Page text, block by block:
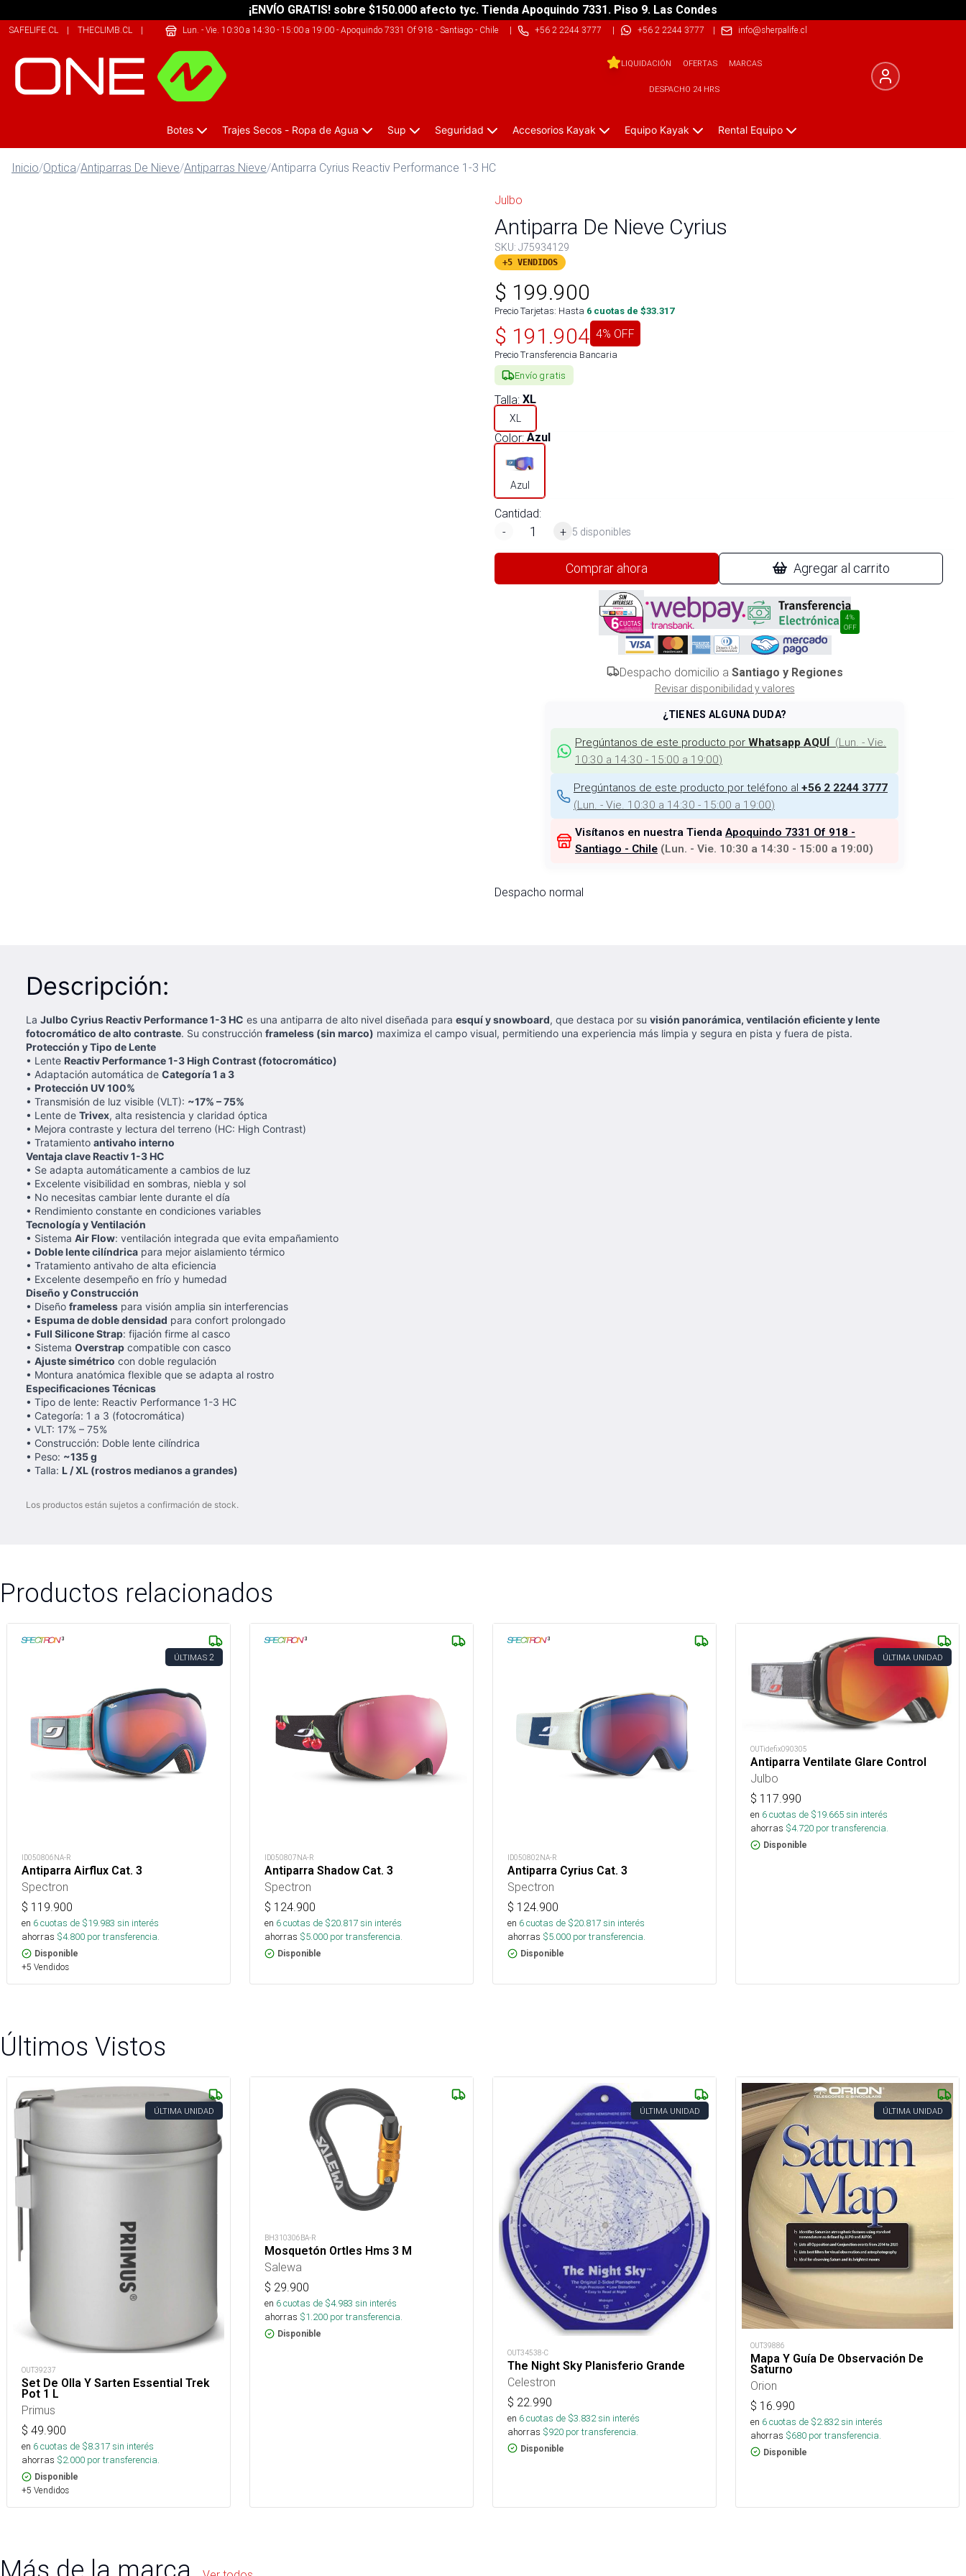
¡ENVÍO GRATIS! sobre $150.000 afecto tyc. Tienda Apoquindo 7331. Piso 9. Las Condes
SAFELIFE.CL | THECLIMB.CL | 209SPORTS.CLLun. - Vie. 10:30 a 14:30 - 15:00 a 19:00- Apoquindo 7331 Of 918 - Santiago - Chile| +56 2 2244 3777 | +56 2 2244 3777 | info@sherpalife.cl
LIQUIDACIÓN OFERTAS MARCAS
DESPACHO 24 HRS
Botes Trajes Secos - Ropa de Agua Sup Seguridad Accesorios Kayak Equipo Kayak Rental Equipo
Inicio/Optica/Antiparras De Nieve/Antiparras Nieve/Antiparra Cyrius Reactiv Performance 1-3 HC
Julbo
Antiparra De Nieve Cyrius
SKU: J75934129
+5 VENDIDOS
$ 199.900
Precio Tarjetas: Hasta 6 cuotas de $33.317
$ 191.904 4% OFF
Precio Transferencia Bancaria
Envío gratis
Talla: XL
XL
Color: Azul
Azul
Cantidad:
-
+ 5 disponibles
Comprar ahora Agregar al carrito
4%
OFF
Despacho domicilio a Santiago y Regiones
Revisar disponibilidad y valores
¿TIENES ALGUNA DUDA?
Pregúntanos de este producto por Whatsapp AQUÍ (Lun. - Vie.
10:30 a 14:30 - 15:00 a 19:00)
Pregúntanos de este producto por teléfono al +56 2 2244 3777
(Lun. - Vie. 10:30 a 14:30 - 15:00 a 19:00)
Visítanos en nuestra Tienda Apoquindo 7331 Of 918 -
Santiago - Chile (Lun. - Vie. 10:30 a 14:30 - 15:00 a 19:00)
Despacho normal
Descripción:
La Julbo Cyrius Reactiv Performance 1-3 HC es una antiparra de alto nivel diseñada para esquí y snowboard, que destaca por su visión panorámica, ventilación eficiente y lente
fotocromático de alto contraste. Su construcción frameless (sin marco) maximiza el campo visual, permitiendo una experiencia más limpia y segura en pista y fuera de pista.
Protección y Tipo de Lente
• Lente Reactiv Performance 1-3 High Contrast (fotocromático)
• Adaptación automática de Categoría 1 a 3
• Protección UV 100%
• Transmisión de luz visible (VLT): ~17% – 75%
• Lente de Trivex, alta resistencia y claridad óptica
• Mejora contraste y lectura del terreno (HC: High Contrast)
• Tratamiento antivaho interno
Ventaja clave Reactiv 1-3 HC
• Se adapta automáticamente a cambios de luz
• Excelente visibilidad en sombras, niebla y sol
• No necesitas cambiar lente durante el día
• Rendimiento constante en condiciones variables
Tecnología y Ventilación
• Sistema Air Flow: ventilación integrada que evita empañamiento
• Doble lente cilíndrica para mejor aislamiento térmico
• Tratamiento antivaho de alta eficiencia
• Excelente desempeño en frío y humedad
Diseño y Construcción
• Diseño frameless para visión amplia sin interferencias
• Espuma de doble densidad para confort prolongado
• Full Silicone Strap: fijación firme al casco
• Sistema Overstrap compatible con casco
• Ajuste simétrico con doble regulación
• Montura anatómica flexible que se adapta al rostro
Especificaciones Técnicas
• Tipo de lente: Reactiv Performance 1-3 HC
• Categoría: 1 a 3 (fotocromática)
• VLT: 17% – 75%
• Construcción: Doble lente cilíndrica
• Peso: ~135 g
• Talla: L / XL (rostros medianos a grandes)
Los productos están sujetos a confirmación de stock.
Productos relacionados
ÚLTIMAS 2
ID050806NA-R
Antiparra Airflux Cat. 3
Spectron
$ 119.900
en 6cuotas de $19.983 sin interés
ahorras $4.800 por transferencia.
Disponible
+5 Vendidos
ID050807NA-R
Antiparra Shadow Cat. 3
Spectron
$ 124.900
en 6cuotas de $20.817sin interés
ahorras $5.000 por transferencia.
Disponible
ID050802NA-R
Antiparra Cyrius Cat. 3
Spectron
$ 124.900
en 6cuotas de $20.817sin interés
ahorras $5.000 por transferencia.
Disponible
ÚLTIMA UNIDAD
OUTidefix090305
Antiparra Ventilate Glare Control
Julbo
$ 117.990
en 6cuotas de $19.665sin interés
ahorras $4.720 por transferencia.
Disponible
Últimos Vistos
ÚLTIMA UNIDAD
OUT39237
Set De Olla Y Sarten Essential Trek
Pot 1 L
Primus
$ 49.900
en 6cuotas de $8.317sin interés
ahorras $2.000 por transferencia.
Disponible
+5 Vendidos
BH310306BA-R
Mosquetón Ortles Hms 3 M
Salewa
$ 29.900
en 6cuotas de $4.983 sin interés
ahorras $1.200 por transferencia.
Disponible
ÚLTIMA UNIDAD
OUT34538-C
The Night Sky Planisferio Grande
Celestron
$ 22.990
en 6cuotas de $3.832sin interés
ahorras $920 por transferencia.
Disponible
ÚLTIMA UNIDAD
OUT39886
Mapa Y Guía De Observación De
Saturno
Orion
$ 16.990
en 6cuotas de $2.832sin interés
ahorras $680 por transferencia.
Disponible
Más de la marca